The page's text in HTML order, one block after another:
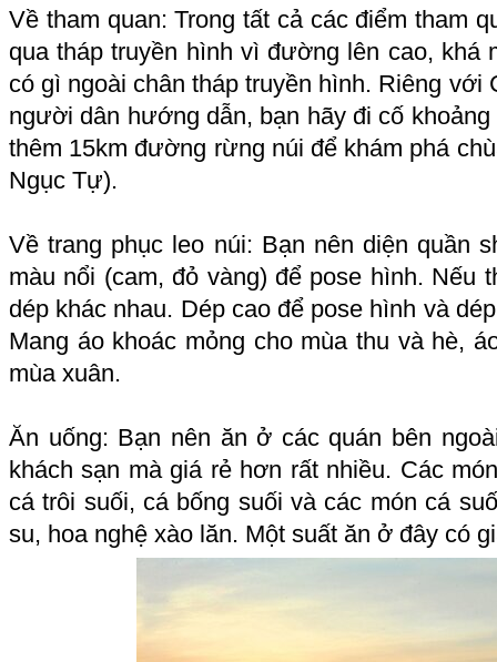
Về tham quan: Trong tất cả các điểm tham
qua tháp truyền hình vì đường lên cao, khá
có gì ngoài chân tháp truyền hình. Riêng
người dân hướng dẫn, bạn hãy đi cố
thêm 15km đường rừng núi để khám phá
Ngục Tự).
Về trang phục leo núi: Bạn nên diện quần
màu nổi (cam, đỏ vàng) để pose hình. Nếu
dép khác nhau. Dép cao để pose hình và
Mang áo khoác mỏng cho mùa thu và hè,
mùa xuân.
Ăn uống: Bạn nên ăn ở các quán bên
khách sạn mà giá rẻ hơn rất nhiều. Các
cá trôi suối, cá bống suối và các món cá
su, hoa nghệ xào lăn. Một suất ăn ở đây có